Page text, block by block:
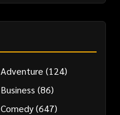
Adventure (124)
Business (86)
Comedy(647)